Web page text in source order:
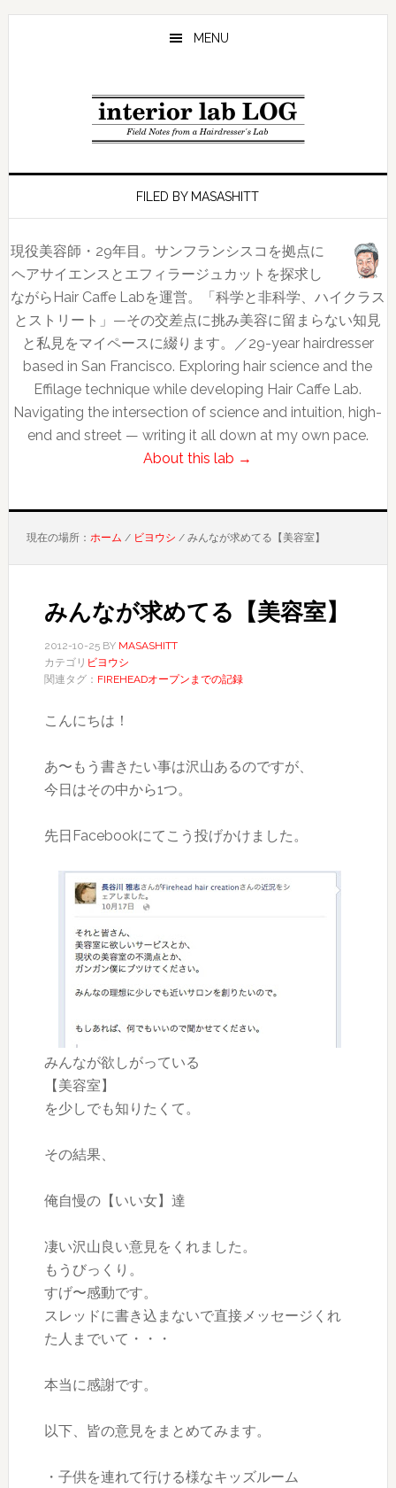
Skip
Skip
Skip
MENU
FILED BY MASASHITT
現役美容師・29年目。サンフランシスコを拠点に
ヘアサイエンスとエフィラージュカットを探求し
ながらHair Caffe Labを運営。「科学と非科学、ハイクラス
とストリート」—その交差点に挑み美容に留まらない知見
と私見をマイペースに綴ります。／29-year hairdresser
based in San Francisco. Exploring hair science and the
Effilage technique while developing Hair Caffe Lab.
Navigating the intersection of science and intuition, high-
end and street — writing it all down at my own pace.
About this lab →
現在の場所： ホーム / ビヨウシ /みんなが求めてる【美容室】
みんなが求めてる【美容室】
2012-10-25BY MASASHITT
カテゴリ ビヨウシ
関連タグ： FIREHEADオープンまでの記録
こんにちは！
あ〜もう書きたい事は沢山あるのですが、
今日はその中から1つ。
先日Facebookにてこう投げかけました。
みんなが欲しがっている
【美容室】
を少しでも知りたくて。
その結果、
俺自慢の【いい女】達
凄い沢山良い意見をくれました。
もうびっくり。
すげ〜感動です。
スレッドに書き込まないで直接メッセージくれ
た人までいて・・・
本当に感謝です。
以下、皆の意見をまとめてみます。
・子供を連れて行ける様なキッズルーム